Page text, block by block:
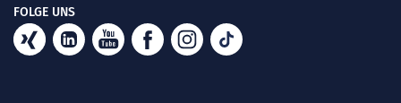
FOLGE UNS